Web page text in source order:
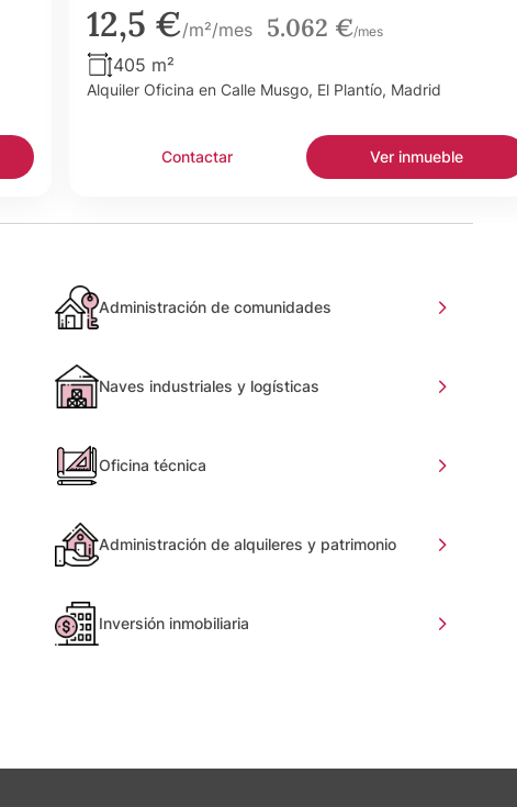
12,5 €/m²/mes 5.062 €/mes
405 m²
Alquiler Oficina en Calle Musgo, El Plantío, Madrid
Contactar Ver inmueble
Administración de comunidades
Naves industriales y logísticas
Oficina técnica
Administración de alquileres y patrimonio
Inversión inmobiliaria